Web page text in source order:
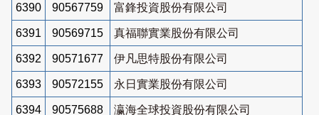
6390 90567759 富鋒投資股份有限公司
6391 90569715 真福聯實業股份有限公司
6392 90571677 伊凡思特股份有限公司
6393 90572155 永日實業股份有限公司
6394 90575688 瀛海全球投資股份有限公司